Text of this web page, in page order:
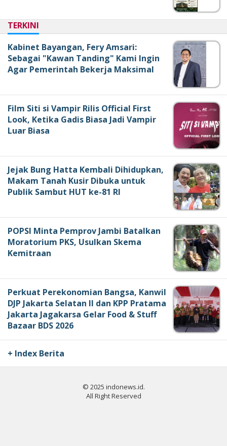
TERKINI
Kabinet Bayangan, Fery Amsari:
Sebagai "Kawan Tanding" Kami Ingin
Agar Pemerintah Bekerja Maksimal
Film Siti si Vampir Rilis Official First
Look, Ketika Gadis Biasa Jadi Vampir
Luar Biasa
Jejak Bung Hatta Kembali Dihidupkan,
Makam Tanah Kusir Dibuka untuk
Publik Sambut HUT ke-81 RI
POPSI Minta Pemprov Jambi Batalkan
Moratorium PKS, Usulkan Skema
Kemitraan
Perkuat Perekonomian Bangsa, Kanwil
DJP Jakarta Selatan II dan KPP Pratama
Jakarta Jagakarsa Gelar Food & Stuff
Bazaar BDS 2026
+ Index Berita
© 2025 indonews.id.
All Right Reserved